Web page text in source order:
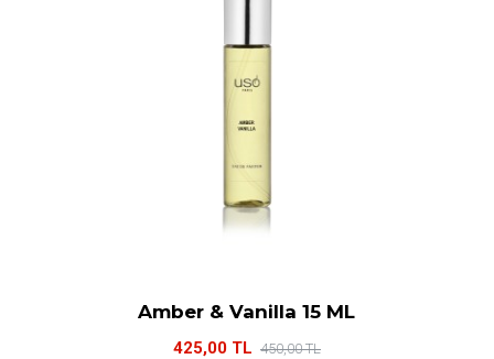
Amber & Vanilla 15 ML
425,00 TL 450,00 TL